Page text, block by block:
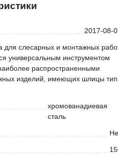
2017-08-
для слесарных и монтажных
универсальным инструментом
распространенными
изделий, имеющих шлицы
хромованадиевая
сталь